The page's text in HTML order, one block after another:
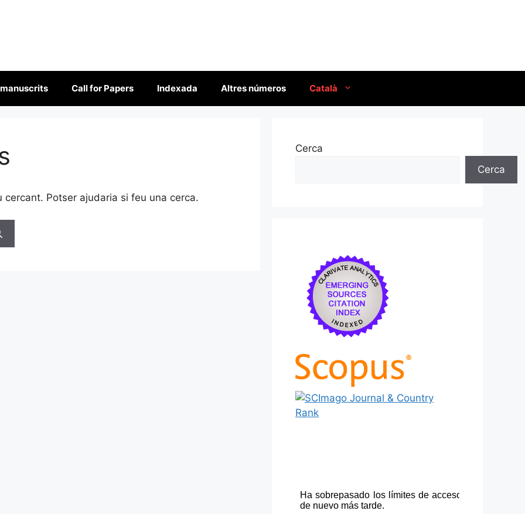
Call for Papers Indexada Altres números Català
Potser ajudaria si feu una cerca.
Cerca
Cerca